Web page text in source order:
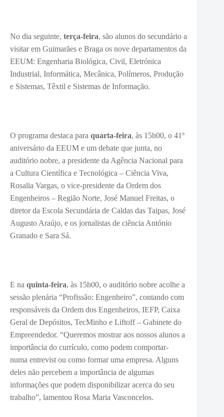
No dia seguinte, terça-feira, são alunos do secundário a
visitar em Guimarães e Braga os nove departamentos da
EEUM: Engenharia Biológica, Civil, Eletrónica
Industrial, Informática, Mecânica, Polímeros, Produção
e Sistemas, Têxtil e Sistemas de Informação.
O programa destaca para quarta-feira, às 15h00, o 41º
aniversário da EEUM e um debate que junta, no
auditório nobre, a presidente da Agência Nacional para
a Cultura Científica e Tecnológica – Ciência Viva,
Rosalia Vargas, o vice-presidente da Ordem dos
Engenheiros – Região Norte, José Manuel Freitas, o
diretor da Escola Secundária de Caldas das Taipas, José
Augusto Araújo, e os jornalistas de ciência António
Granado e Sara Sá.
E na quinta-feira, às 15h00, o auditório nobre acolhe a
sessão plenária “Profissão: Engenheiro”, contando com
responsáveis da Ordem dos Engenheiros, IEFP, Caixa
Geral de Depósitos, TecMinho e Liftoff – Gabinete do
Empreendedor. “Queremos mostrar aos nossos alunos a
importância do currículo, como podem comportar-
numa entrevist ou como formar uma empresa. Alguns
deles não percebem a importância de algumas
informações que podem disponibilizar acerca do seu
trabalho”, lamentou Rosa Maria Vasconcelos.